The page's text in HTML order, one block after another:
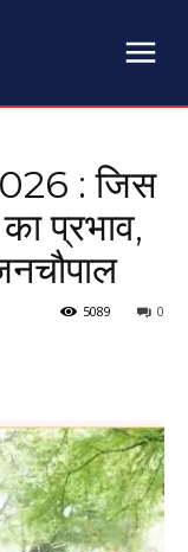
: जिस
प्रभाव,
0
5089